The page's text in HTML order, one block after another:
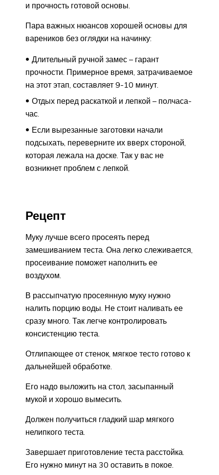
и прочность готовой основы.
Пара важных нюансов хорошей основы для
вареников без оглядки на начинку:
Длительный ручной­ замес – гарант
прочности. Примерное время, затрачиваемое
на этот этап, составляет 9-10 минут.
Отдых перед раскаткой и лепкой – полчаса-
час.
Если вырезанные заготовки начали
подсыхать, переверните их вверх стороной,
которая лежала на доске. Так у вас не
возникнет проблем с лепкой.
Рецепт
Муку лучше всего просеять перед
замешиванием теста. Она легко слеживается,
просеивание поможет наполнить ее
воздухом.
В рассыпчатую просеянную муку нужно
налить порцию воды. Не стоит наливать ее
сразу много. Так легче контролировать
консистенцию теста.
Отлипающее от стенок, мягкое тесто готово к
дальнейшей обработке.
Его надо выложить на стол, засыпанный
мукой и хорошо вымесить.
Должен получиться гладкий шар мягкого
нелипкого теста.
Завершает приготовление теста расстойка.
Его нужно минут на 30 оставить в покое.